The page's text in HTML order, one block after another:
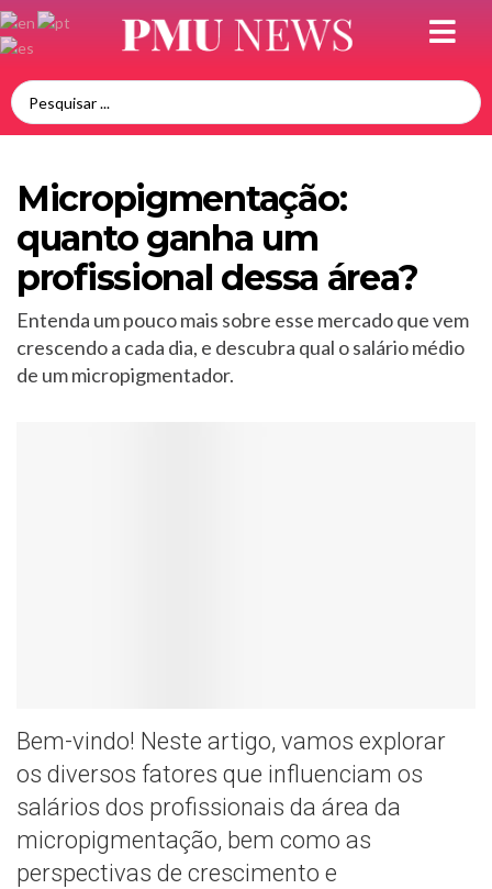
Micropigmentação:
quanto ganha um
profissional dessa área?
Entenda um pouco mais sobre esse mercado que vem
crescendo a cada dia, e descubra qual o salário médio
de um micropigmentador.
Bem-vindo! Neste artigo, vamos explorar
os diversos fatores que influenciam os
salários dos profissionais da área da
micropigmentação, bem como as
perspectivas de crescimento e